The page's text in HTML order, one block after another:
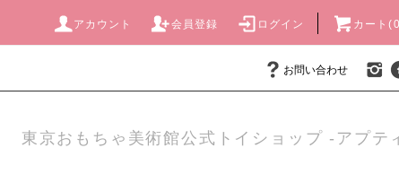
アカウント 会員登録 ログイン カート
お問い合わせ
東京おもちゃ美術館公式トイショップ -アプテ